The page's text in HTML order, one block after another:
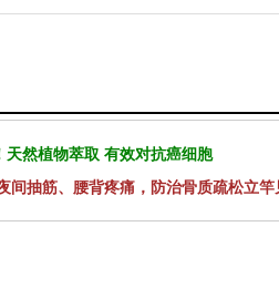
然植物萃取 有效对抗癌细胞
间抽筋、腰背疼痛，防治骨质疏松立竿